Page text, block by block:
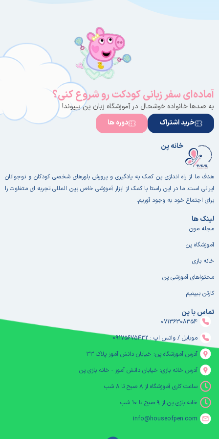
همه‌ی سنین
فرهنگ چینی
آماده‌ای سفر زبانی کودکت رو شروع کنی؟
به صدها خانواده خوشحال در آموزشگاه زبان پن بپیوند!
خرید اشتراک
دوره ها
خانه پن
هدف ما از راه اندازی پن کمک به یادگیری و پرورش باورهای شخصی کودکان و نوجوانان
ایرانی است. ما در این راستا با کمک از ابزار آموزشی خاص بین المللی تجربه ای متفاوت را
برای اجتماع خود به وجود آوریم.
لینک ها
مجله مون
آموزشگاه پن
خانه بازی
محتواهای آموزشی پن
کارتن ببینیم
تماس با پن
07136308354
موبایل / واتس اپ : 09175675432
آدرس آموزشگاه پن: خیابان دانش آموز پلاک ۳۳
آدرس خانه بازی: خیابان دانش آموز - خانه بازی پن
ساعت کاری آموزشگاه از ۸ صبح تا ۸ شب
خانه بازی پن از ۹ صبح تا ۱۰ شب
info@houseofpen.com